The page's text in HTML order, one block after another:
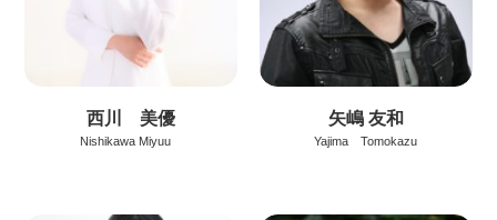
西川 美優
Nishikawa Miyuu
矢嶋 友和
Yajima Tomokazu